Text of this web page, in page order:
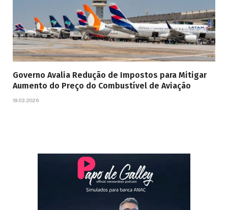
Governo Avalia Redução de Impostos para Mitigar
Aumento do Preço do Combustível de Aviação
19.03.2026